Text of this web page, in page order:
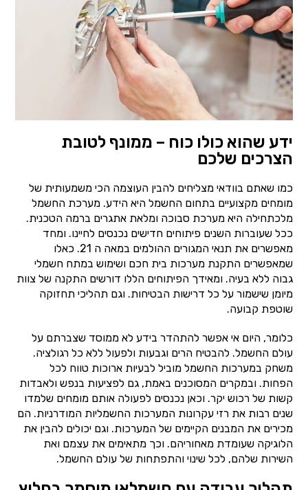
ידע שהוא כולו כוח – ממונף לטובת
הצרכים שלכם
כמו שאתם בוודאי מצליחים להבין העוצמה הכי משמעותית של
מומחים מקצועיים בתחום החשמל היא הידע. מערכת החשמל
מלכתחילה היא מערכת סבוכה ומלאת אתגרים ברמה הטכנית.
ככל שעוברות השנים פיתוחים חדישים נכנסים לחיינו. ומחד
מאפשרים את תנאי המגורים ההולמים במאה ה 21. כאלו
שמאפשרים התקנת מערכות בית חכם ושימוש במתח חשמלי
גבוה ללא בעיה. ומאידך הפיתוחים הללו דורשים התקנה של צוות
מיומן שישמור על כל דרישות הבטיחות. וגם תהליכי תחזוקה
שוטפת קבועה.
כלומר, היום אי אפשר להתהדר בידע לא ממוסד שצברתם על
עולם החשמל. להבטיח הרים וגבעות ולפעול ללא כל רגולציה.
משחק במערכות החשמל מוביל לבעיות ארוכות טווח לכל
הפחות. ובמקרים המסוכנים באמת, גם לפציעות בנפש ולאבדות
קשות של רכוש יקר. וכאן נכנסים לפעולה אותם מומחים שלמדו
שנים רבות את רזי עקרונות המערכות החשמליות המודרניות. הם
מכירים את המבנים הקיימים של המערכות. וגם יכולים להבין את
הלוגיקה שעומדת מאחוריהם. וכך מתאימים את עצמם ואת
השירות שלהם, לכל שינוי והתפתחות של עולם החשמל.